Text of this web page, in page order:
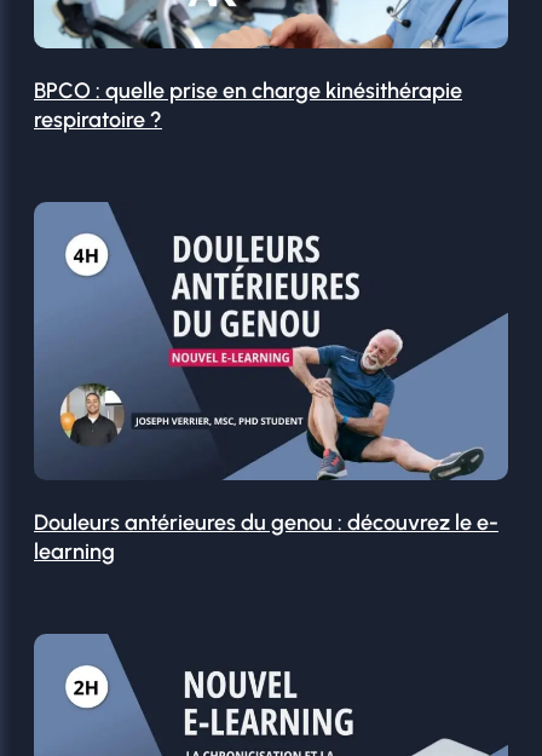
BPCO : quelle prise en charge kinésithérapie
respiratoire ?
Douleurs antérieures du genou : découvrez le e-
learning